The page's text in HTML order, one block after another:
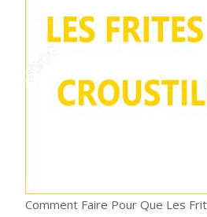
Comment Faire Pour Que Les